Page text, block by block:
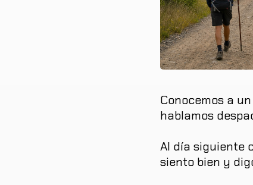
Conocemos a un
hablamos
Al día siguiente
siento bien y